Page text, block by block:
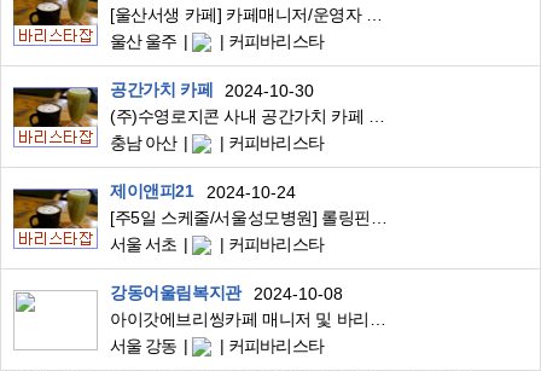
울산 울주
커피바리스타
공간가치 카페
2024-10-30
충남 아산
커피바리스타
제이앤피21
2024-10-24
서울 서초
커피바리스타
강동어울림복지관
2024-10-08
서울 강동
커피바리스타